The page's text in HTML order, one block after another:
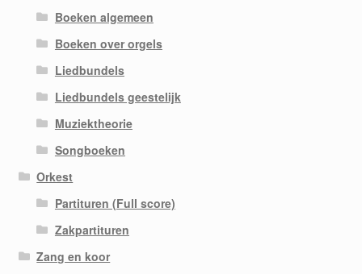
Boeken algemeen
Boeken over orgels
Liedbundels
Liedbundels geestelijk
Muziektheorie
Songboeken
Orkest
Partituren (Full score)
Zakpartituren
Zang en koor